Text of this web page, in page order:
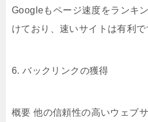
Googleもページ速度をランキ
けており、速いサイトは有利で
6. バックリンクの獲得
概要 他の信頼性の高いウェブ